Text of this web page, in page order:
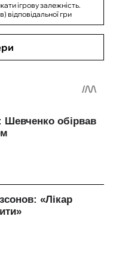
ігрову залежність.
відповідальної гри